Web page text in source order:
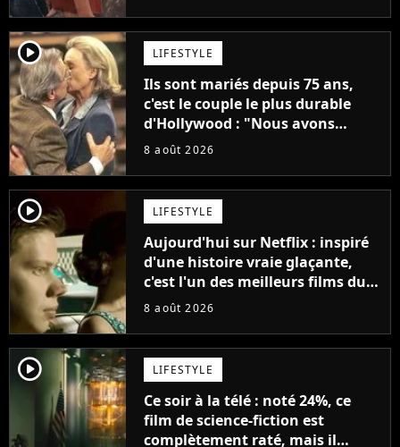
player2 LIFESTYLE
Ils sont mariés depuis 75 ans,
c'est le couple le plus durable
d'Hollywood : "Nous avons
avancé jour après jour, et les
décennies"
8 août 2026
player2 LIFESTYLE
Aujourd'hui sur Netflix : inspiré
d'une histoire vraie glaçante,
c'est l'un des meilleurs films du
21ème siècle
8 août 2026
player2 LIFESTYLE
Ce soir à la télé : noté 24%, ce
film de science-fiction est
complètement raté, mais il